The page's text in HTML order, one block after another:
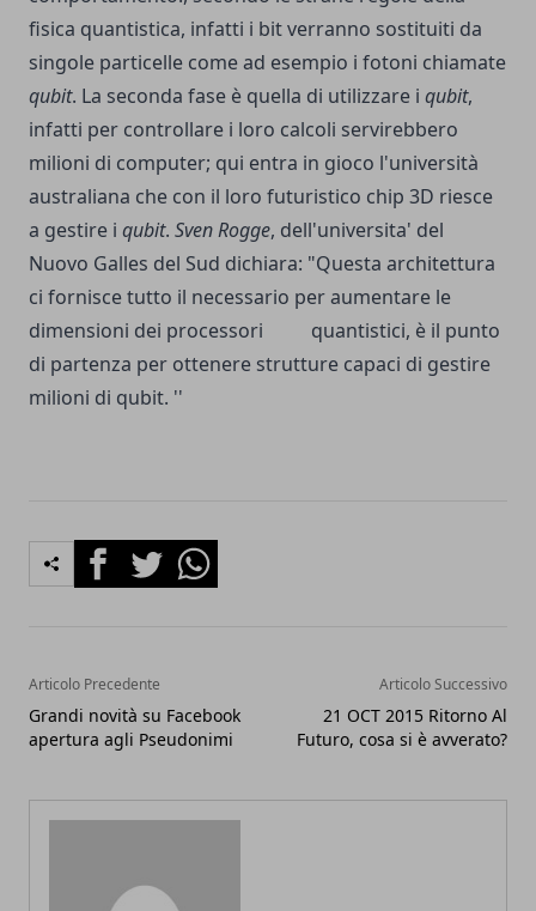
fisica quantistica, infatti i bit verranno sostituiti da
singole particelle come ad esempio i fotoni chiamate
qubit. La seconda fase è quella di utilizzare i qubit,
infatti per controllare i loro calcoli servirebbero
milioni di computer; qui entra in gioco l'università
australiana che con il loro futuristico chip 3D riesce
a gestire i qubit. Sven Rogge, dell'universita' del
Nuovo Galles del Sud dichiara: "Questa architettura
ci fornisce tutto il necessario per aumentare le
dimensioni dei processori quantistici, è il punto
di partenza per ottenere strutture capaci di gestire
milioni di qubit. ''
FacebookTwitterWhatsapp
Articolo Precedente
Grandi novità su Facebook
apertura agli Pseudonimi
Articolo Successivo
21 OCT 2015 Ritorno Al
Futuro, cosa si è avverato?